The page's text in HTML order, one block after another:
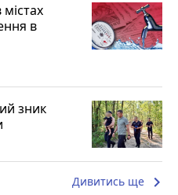
в
зник
Дивитись ще keyboard_arrow_right